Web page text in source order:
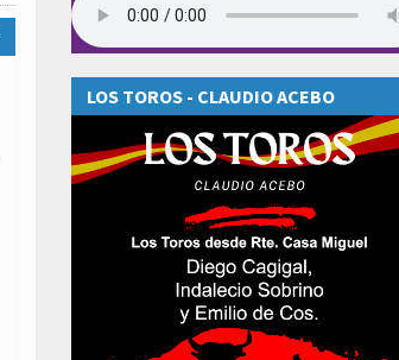
LOS TOROS - CLAUDIO ACEBO